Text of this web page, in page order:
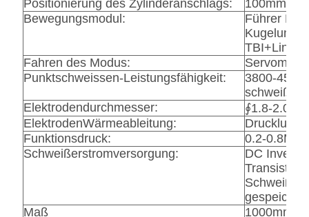
Positionierung des Zylinderanschlags:
100mm
Bewegungsmodul:
Führer
TBI+Linear
Fahren des Modus:
Punktschweissen-Leistungsfähigkeit:
3800-
Elektrodendurchmesser:
∮1.8-
ElektrodenWärmeableitung:
Funktionsdruck:
0.2-0.8MPa
Schweißerstromversorgung:
DC
Transistor-
Schweißer
Maß